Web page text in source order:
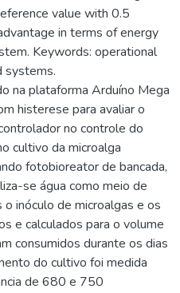
value with 0.5
in terms of energy
Keywords: operational
systems.
na plataforma Arduíno Mega
histerese para avaliar o
no controle do
cultivo da microalga
fotobioreator de bancada,
se água como meio de
inóculo de microalgas e os
e calculados para o volume
consumidos durante os dias
do cultivo foi medida
de 680 e 750